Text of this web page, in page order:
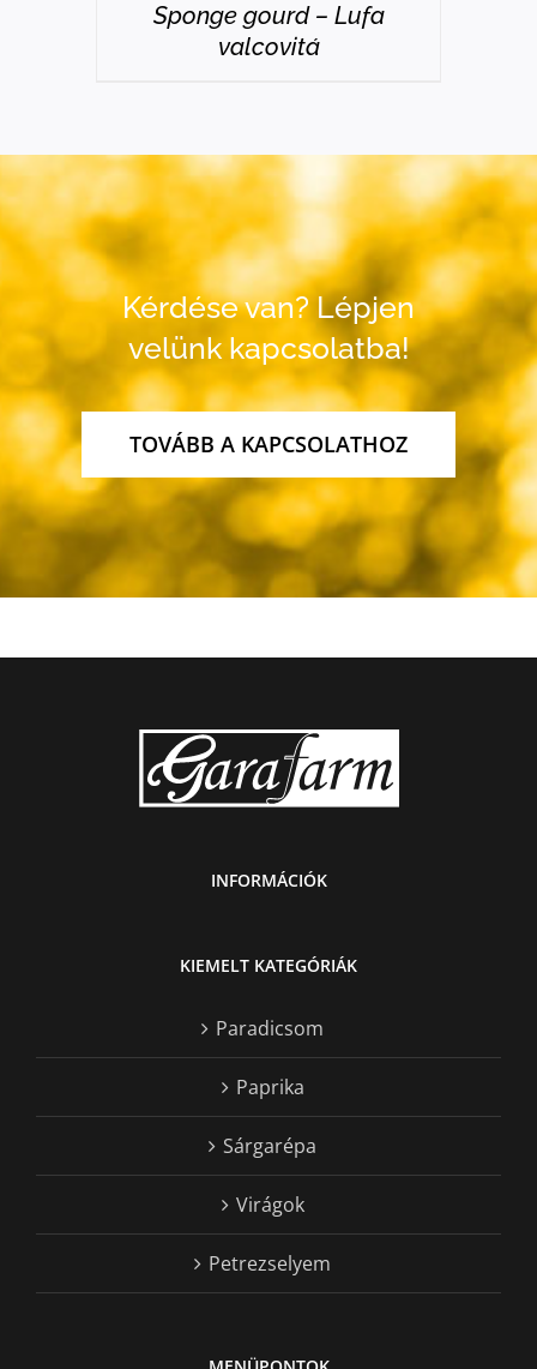
Sponge gourd – Lufa
valcovitá
Kérdése van? Lépjen
velünk kapcsolatba!
TOVÁBB A KAPCSOLATHOZ
INFORMÁCIÓK
KIEMELT KATEGÓRIÁK
Paradicsom
Paprika
Sárgarépa
Virágok
Petrezselyem